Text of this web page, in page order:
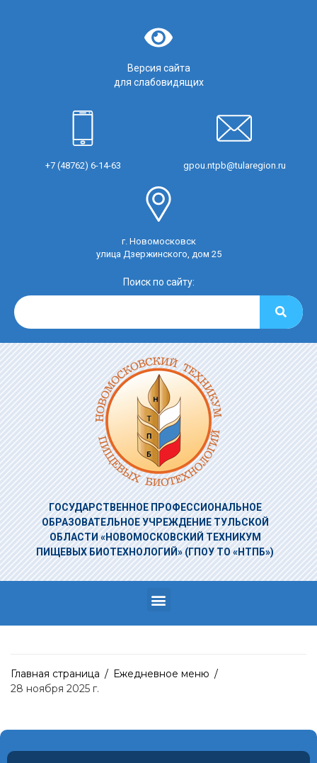
Версия сайта
для слабовидящих
+7 (48762) 6-14-63 gpou.ntpb@tularegion.ru
г. Новомосковск
улица Дзержинского, дом 25
Поиск по сайту:
ГОСУДАРСТВЕННОЕ ПРОФЕССИОНАЛЬНОЕ
ОБРАЗОВАТЕЛЬНОЕ УЧРЕЖДЕНИЕТУЛЬСКОЙ
ОБЛАСТИ «НОВОМОСКОВСКИЙ ТЕХНИКУМ
ПИЩЕВЫХ БИОТЕХНОЛОГИЙ» (ГПОУ ТО «НТПБ»)
Главная страница / Ежедневное меню /
28 ноября 2025 г.